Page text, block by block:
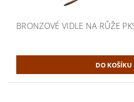
BRONZOVÉ VIDLE NA RŮŽE